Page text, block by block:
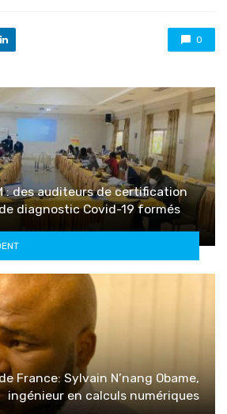
0
: des auditeurs de certification
diagnostic Covid-19 formés
France: Sylvain N’nang Obame,
ingénieur en calculs numériques